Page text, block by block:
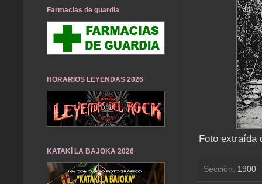
Foto extraída
Sección: 1900
Farmacias de guardia
HORARIOS LEYENDAS 2026
KATAKÍ LA BAJOKA 2026